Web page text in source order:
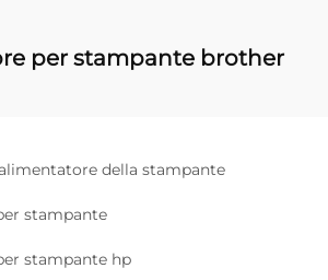
per stampante brother
della stampante
stampante
stampante hp